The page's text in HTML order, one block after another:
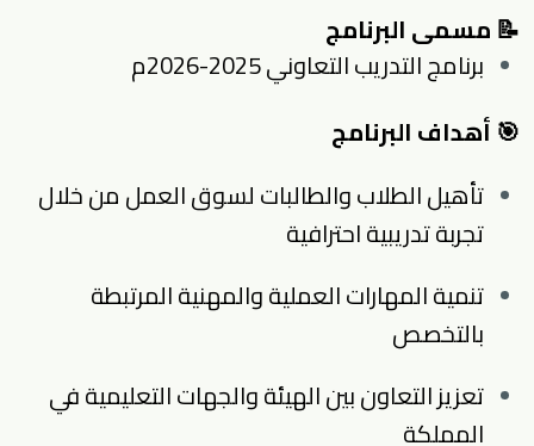
📝 مسمى البرنامج
برنامج التدريب التعاوني 2025-2026م
🎯 أهداف البرنامج
تأهيل الطلاب والطالبات لسوق العمل من خلال
تجربة تدريبية احترافية
تنمية المهارات العملية والمهنية المرتبطة
بالتخصص
تعزيز التعاون بين الهيئة والجهات التعليمية في
المملكة